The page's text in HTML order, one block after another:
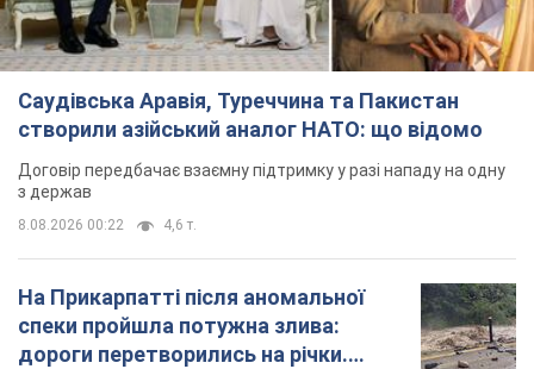
Саудівська Аравія, Туреччина та Пакистан
створили азійський аналог НАТО: що відомо
Договір передбачає взаємну підтримку у разі нападу на одну
з держав
8.08.2026 00:22 4,6 т.
На Прикарпатті після аномальної
спеки пройшла потужна злива:
дороги перетворились на річки.